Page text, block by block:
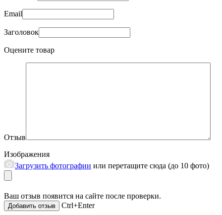
Email
Заголовок
Оцените товар
Отзыв
Изображения
Загрузить фотографии или перетащите сюда (до 10 фото)
Ваш отзыв появится на сайте после проверки.
Ctrl+Enter